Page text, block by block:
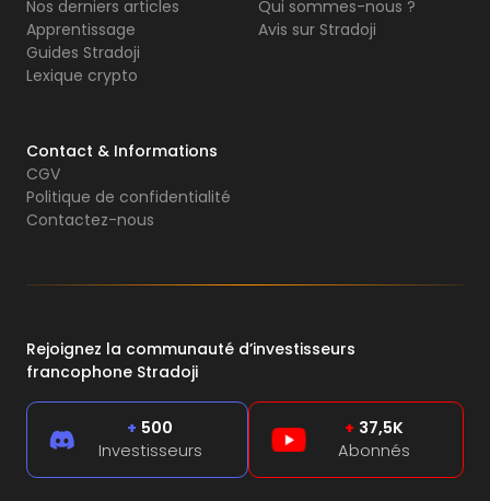
Nos derniers articles
Apprentissage
Guides Stradoji
Lexique crypto
Qui sommes-nous ?
Avis sur Stradoji
Contact & Informations
CGV
Politique de confidentialité
Contactez-nous
Rejoignez la communauté d’investisseurs
francophone Stradoji
+ 500
Investisseurs
+ 37,5K
Abonnés